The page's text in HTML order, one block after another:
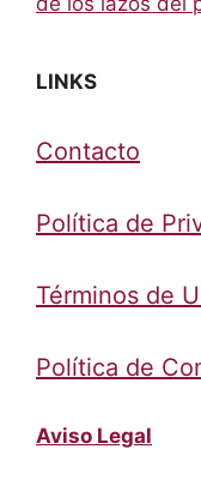
LINKS
Contacto
Política de
Términos de
Política de
Aviso Legal